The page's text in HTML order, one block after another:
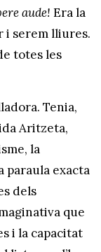
aude! Era la
i serem lliures.
totes les
Tenia,
Aritzeta,
la
paraula exacta
dels
que
i la capacitat